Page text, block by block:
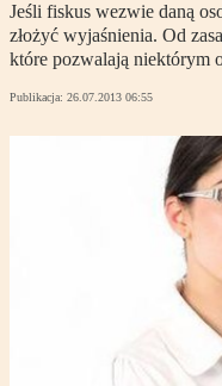
Jeśli fiskus wezwie daną
złożyć wyjaśnienia. Od
które pozwalają niektórym
Publikacja: 26.07.2013 06:55